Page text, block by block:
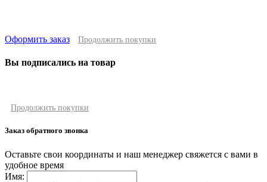
Оформить заказ Продолжить покупки
Вы подписались на товар
Продолжить покупки
Заказ обратного звонка
Оставьте свои координаты и наш менеджер свяжется с вами в
удобное время
Имя: